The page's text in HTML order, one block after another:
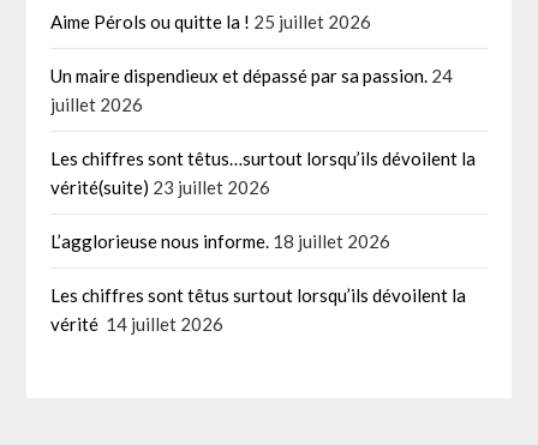
Aime Pérols ou quitte la ! 25 juillet 2026
Un maire dispendieux et dépassé par sa passion. 24
juillet 2026
Les chiffres sont têtus…surtout lorsqu’ils dévoilent la
vérité(suite) 23 juillet 2026
L’agglorieuse nous informe. 18 juillet 2026
Les chiffres sont têtus surtout lorsqu’ils dévoilent la
vérité 14 juillet 2026